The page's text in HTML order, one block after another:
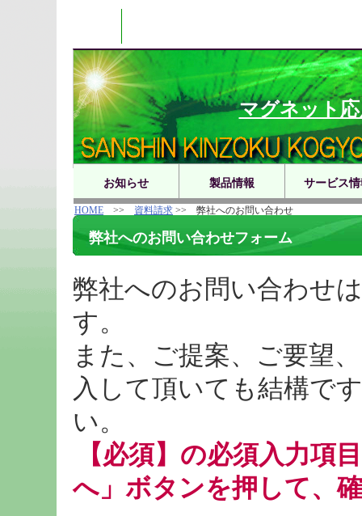
マグネット
お知らせ 製品情報 サービス
HOME >> 資料請求 >> 弊社へのお問い合わせ
弊社へのお問い合わせフォーム
弊社へのお問い合わせ
す。
また、ご提案、ご要望
入して頂いても結構で
い。
【必須】の必須入力項
へ」ボタンを押して、